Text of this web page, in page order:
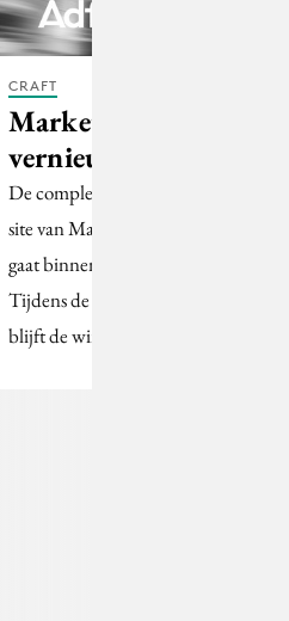
CRAFT
MarketingOnline.nl
vernieuwt
De compleet vernieuwde
site van Marketingonline.nl
gaat binnenkort live.
Tijdens de verbouwing
blijft de winkel open.